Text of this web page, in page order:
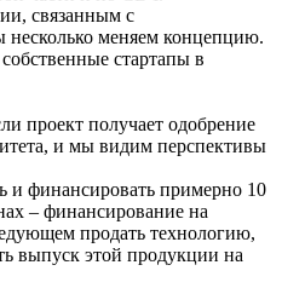
связанным с
меняем концепцию.
стартапы в
проект получает одобрение
и мы видим перспективы
и финансировать примерно 10
– финансирование на
продать технологию,
выпуск этой продукции на